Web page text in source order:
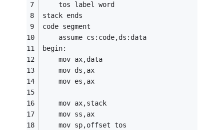
	tos label word
stack ends
code segment
	assume cs:code,ds:data
begin:
	mov ax,data
	mov ds,ax
	mov es,ax
	mov ax,stack
	mov ss,ax
	mov sp,offset tos